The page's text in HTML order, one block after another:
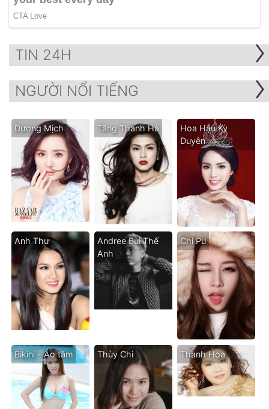
TIN 24H
NGƯỜI NỔI TIẾNG
Dương Mịch Tăng Thanh Hà
Hoa Hậu Kỳ
Duyên
Anh Thư
Andree Bùi Thế
Anh
Chi Pu
Bikini - Áo tăm Thùy Chi Thanh Hoa